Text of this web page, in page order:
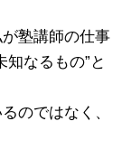
塾講師の仕事
なるもの”と
のではなく、